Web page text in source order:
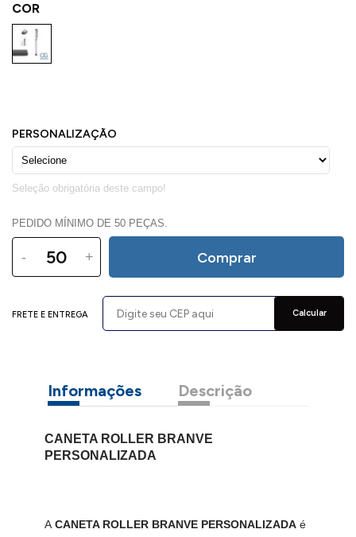
COR
PEDIDO MÍNIMO DE 50 PEÇAS.
- + Comprar
FRETE E ENTREGA Calcular
Informações Descrição
CANETA ROLLER BRANVE
PERSONALIZADA
A CANETA ROLLER BRANVE PERSONALIZADAé